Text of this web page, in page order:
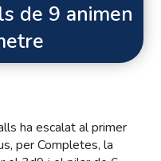
de 9 animen
ha escalat al primer
per Completes, la